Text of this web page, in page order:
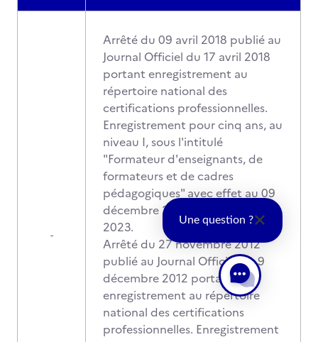
-
Arrêté du 09 avril 2018 publié au
Journal Officiel du 17 avril 2018
portant enregistrement au
répertoire national des
certifications professionnelles.
Enregistrement pour cinq ans, au
niveau I, sous l'intitulé
"Formateur d'enseignants, de
formateurs et de cadres
pédagogiques" avec effet au 09
décembre 2017, jusqu'au 17 avril
2023.
Arrêté du 27 novembre 2012
publié au Journal Officiel du 9
décembre 2012 portant
enregistrement au répertoire
national des certifications
professionnelles. Enregistrement
Une question ?